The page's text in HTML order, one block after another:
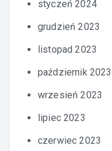
styczeń 2024
grudzień 2023
listopad 2023
październik 2023
wrzesień 2023
lipiec 2023
czerwiec 2023